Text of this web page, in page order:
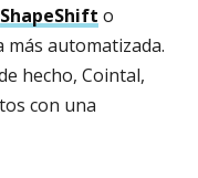
ShapeShift o
automatizada.
hecho, Cointal,
con una